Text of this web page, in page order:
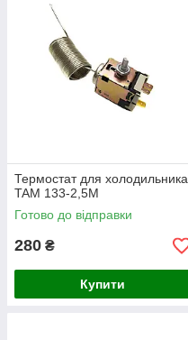
Термостат для холодильника
TAM 133-2,5M
Готово до відправки
280 ₴
Купити